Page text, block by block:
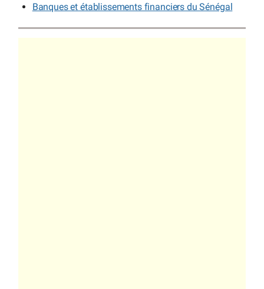
Banques et établissements financiers du Sénégal